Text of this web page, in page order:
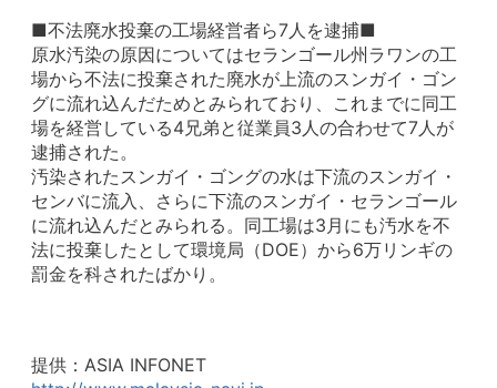
■不法廃水投棄の工場経営者ら7人を逮捕■
原水汚染の原因についてはセランゴール州ラワンの工
場から不法に投棄された廃水が上流のスンガイ・ゴン
グに流れ込んだためとみられており、これまでに同工
場を経営している4兄弟と従業員3人の合わせて7人が
逮捕された。
汚染されたスンガイ・ゴングの水は下流のスンガイ・
センバに流入、さらに下流のスンガイ・セランゴール
に流れ込んだとみられる。同工場は3月にも汚水を不
法に投棄したとして環境局（DOE）から6万リンギの
罰金を科されたばかり。
提供：ASIA INFONET